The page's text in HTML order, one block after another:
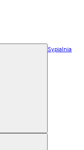
Sypialnia